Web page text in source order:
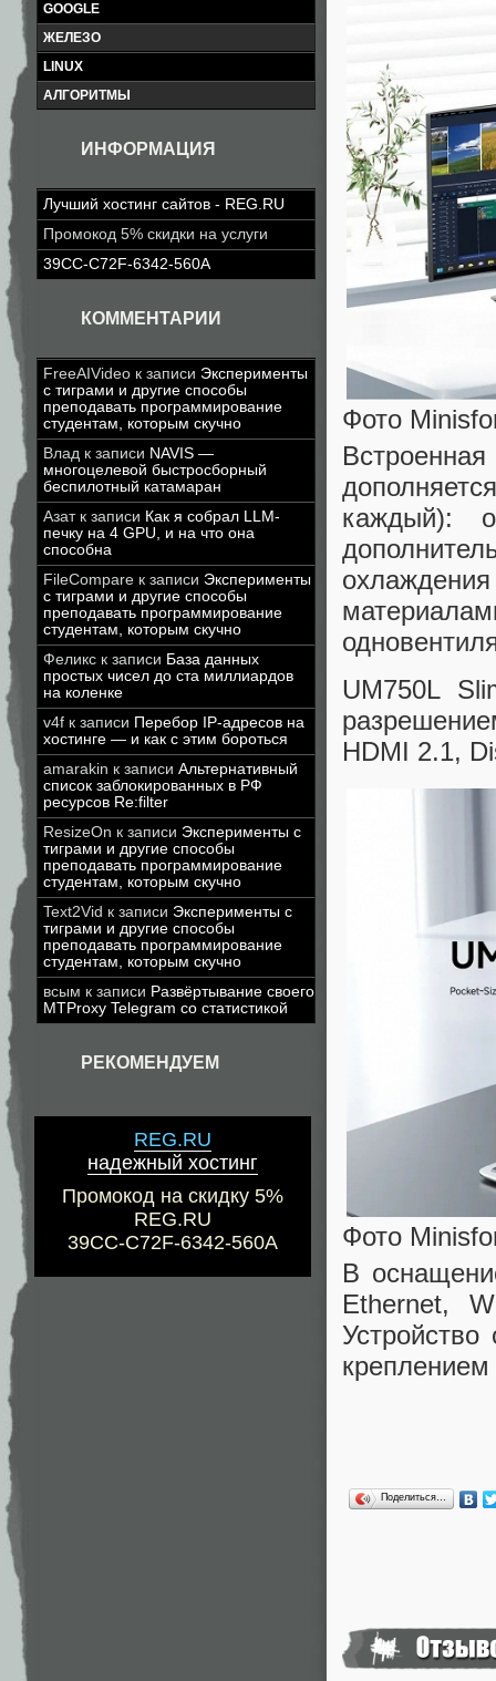
GOOGLE
ЖЕЛЕЗО
LINUX
АЛГОРИТМЫ
ИНФОРМАЦИЯ
Лучший хостинг сайтов - REG.RU
Промокод 5% скидки на услуги
39CC-C72F-6342-560A
КОММЕНТАРИИ
FreeAIVideo к записи Эксперименты
с тиграми и другие способы
преподавать программирование
студентам, которым скучно
Влад к записи NAVIS —
многоцелевой быстросборный
беспилотный катамаран
Азатк записи Как я собрал LLM-
печку на 4 GPU, и на что она
способна
FileCompare к записи Эксперименты
с тиграми и другие способы
преподавать программирование
студентам, которым скучно
Феликс к записи База данных
простых чисел до ста миллиардов
на коленке
v4f к записи Перебор IP-адресов на
хостинге — и как с этим бороться
amarakin к записи Альтернативный
список заблокированных в РФ
ресурсов Re:filter
ResizeOn к записи Эксперименты с
тиграми и другие способы
преподавать программирование
студентам, которым скучно
Text2Vid к записи Эксперименты с
тиграми и другие способы
преподавать программирование
студентам, которым скучно
всым к записи Развёртывание своего
MTProxy Telegram со статистикой
РЕКОМЕНДУЕМ
REG.RU
надежный хостинг
Промокод на скидку 5%
REG.RU
39CC-C72F-6342-560A
Фото
каждый):
UM750L
HDMI 2.1,
Фото
В
Ethernet,
Поделиться…